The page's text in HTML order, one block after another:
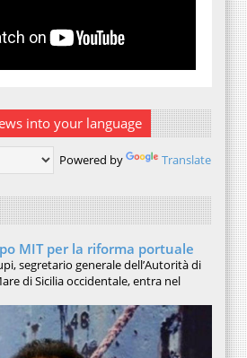
into your language
Powered by Translate
MIT per la riforma portuale
segretario generale dell’Autorità di
di Sicilia occidentale, entra nel